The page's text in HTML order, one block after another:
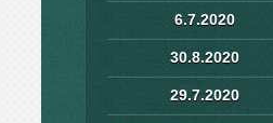
6.7.2020
30.8.2020
29.7.2020